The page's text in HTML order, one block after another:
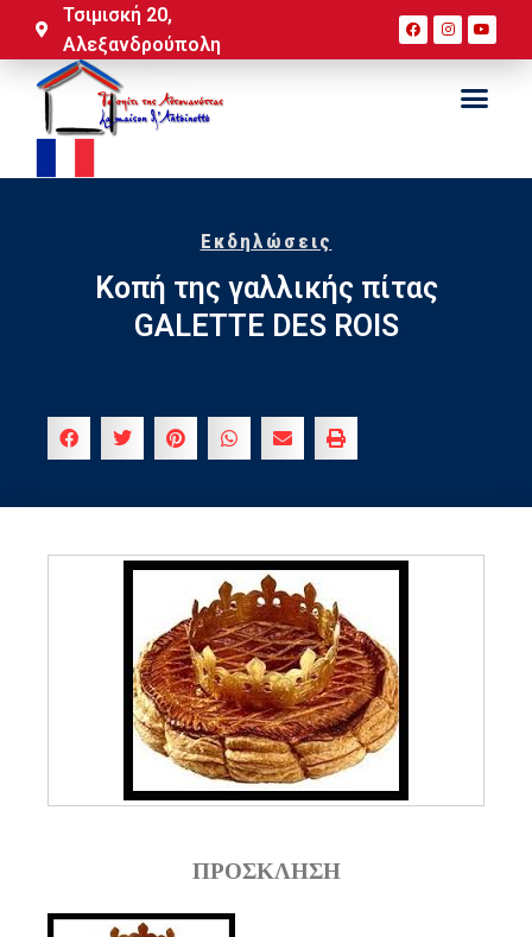
Τσιμισκή 20,
Αλεξανδρούπολη
Εκδηλώσεις
Kοπή της γαλλικής πίτας
GALETTE DES ROIS
ΠΡΟΣΚΛΗΣΗ